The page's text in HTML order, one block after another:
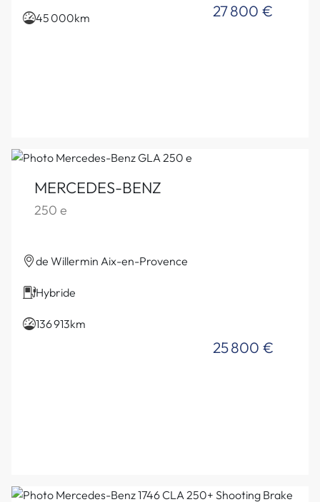
45 000km 27 800 €
MERCEDES-BENZ
250 e
de Willermin Aix-en-Provence
Hybride
136 913km
25 800 €